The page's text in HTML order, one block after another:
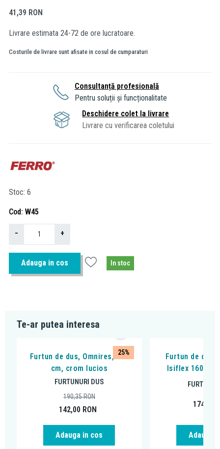
41,39 RON
Livrare estimata 24-72 de ore lucratoare.
Costurile de livrare sunt afisate in cosul de cumparaturi
Consultanță profesională
Pentru soluții și funcționalitate
Deschidere colet la livrare
Livrare cu verificarea coletului
Stoc 6
Cod W45
− +
Adauga in cos In stoc
Te-ar putea interesa
25%
Furtun de dus, Omnires, 200
cm, crom lucios
FURTUNURI DUS
142,00 RON
190,35RON
Adauga in cos
Furtun de dus,
Isiflex 160
174,88
Adauga